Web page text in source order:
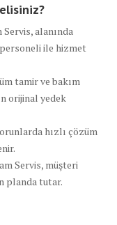
Servis, alanında
ile hizmet
tamir ve bakım
orijinal yedek
hızlı çözüm
Servis, müşteri
planda tutar.